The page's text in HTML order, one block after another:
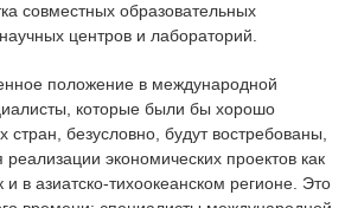
совместных образовательных
центров и лабораторий.
положение в международной
которые были бы хорошо
безусловно, будут востребованы,
экономических проектов как
и в азиатско-тихоокеанском регионе. Это